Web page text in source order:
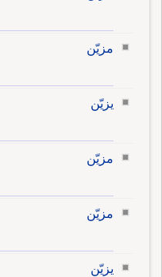
مزيّن
يزيّن
مزيّن
مزيّن
يزيّن